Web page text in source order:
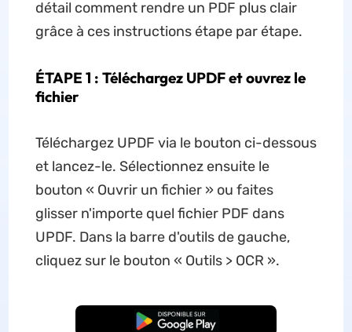
détail comment rendre un PDF plus clair
grâce à ces instructions étape par étape.
ÉTAPE 1 : Téléchargez UPDF et ouvrez le
fichier
Téléchargez UPDF via le bouton ci-dessous
et lancez-le. Sélectionnez ensuite le
bouton « Ouvrir un fichier » ou faites
glisser n'importe quel fichier PDF dans
UPDF. Dans la barre d'outils de gauche,
cliquez sur le bouton « Outils > OCR ».
TÉLÉCHARGER